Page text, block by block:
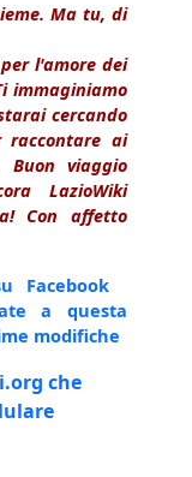
Ma tu, di
l'amore dei
immaginiamo
cercando
raccontare ai
viaggio
LazioWiki
Con affetto
Facebook
a questa
modifiche
che